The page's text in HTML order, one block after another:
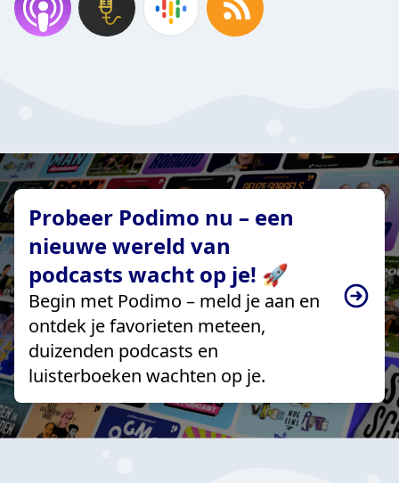
Probeer Podimo nu – een
nieuwe wereld van
podcasts wacht op je! 🚀
Begin met Podimo – meld je aan en
ontdek je favorieten meteen,
duizenden podcasts en
luisterboeken wachten op je.